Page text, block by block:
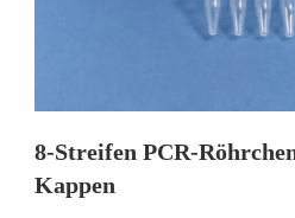
8-Streifen PCR-
Kappen